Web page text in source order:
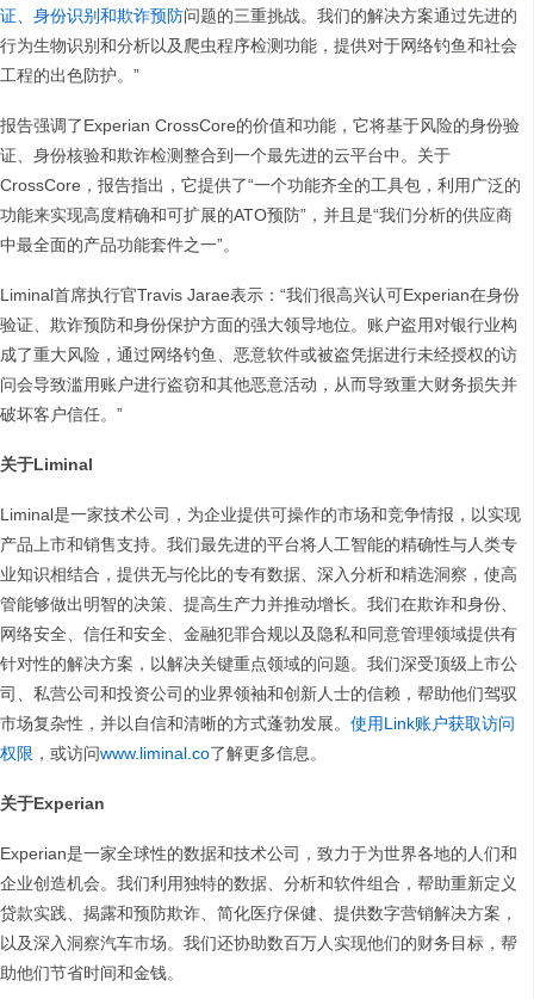
证、身份识别和欺诈预防问题的三重挑战。我们的解决方案通过先进的
行为生物识别和分析以及爬虫程序检测功能，提供对于网络钓鱼和社会
工程的出色防护。”
报告强调了Experian CrossCore的价值和功能，它将基于风险的身份验
证、身份核验和欺诈检测整合到一个最先进的云平台中。关于
CrossCore，报告指出，它提供了“一个功能齐全的工具包，利用广泛的
功能来实现高度精确和可扩展的ATO预防”，并且是“我们分析的供应商
中最全面的产品功能套件之一”。
Liminal首席执行官Travis Jarae表示：“我们很高兴认可Experian在身份
验证、欺诈预防和身份保护方面的强大领导地位。账户盗用对银行业构
成了重大风险，通过网络钓鱼、恶意软件或被盗凭据进行未经授权的访
问会导致滥用账户进行盗窃和其他恶意活动，从而导致重大财务损失并
破坏客户信任。”
关于Liminal
Liminal是一家技术公司，为企业提供可操作的市场和竞争情报，以实现
产品上市和销售支持。我们最先进的平台将人工智能的精确性与人类专
业知识相结合，提供无与伦比的专有数据、深入分析和精选洞察，使高
管能够做出明智的决策、提高生产力并推动增长。我们在欺诈和身份、
网络安全、信任和安全、金融犯罪合规以及隐私和同意管理领域提供有
针对性的解决方案，以解决关键重点领域的问题。我们深受顶级上市公
司、私营公司和投资公司的业界领袖和创新人士的信赖，帮助他们驾驭
市场复杂性，并以自信和清晰的方式蓬勃发展。 使用Link账户获取访问
权限 ，或访问www.liminal.co了解更多信息。
关于Experian
Experian是一家全球性的数据和技术公司，致力于为世界各地的人们和
企业创造机会。我们利用独特的数据、分析和软件组合，帮助重新定义
贷款实践、揭露和预防欺诈、简化医疗保健、提供数字营销解决方案，
以及深入洞察汽车市场。我们还协助数百万人实现他们的财务目标，帮
助他们节省时间和金钱。